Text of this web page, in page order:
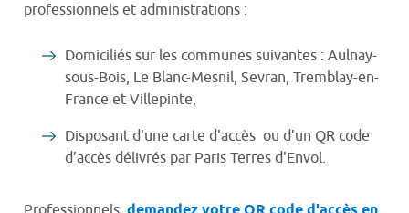
professionnels et administrations :
Domiciliés sur les communes suivantes : Aulnay-
sous-Bois, Le Blanc-Mesnil, Sevran, Tremblay-en-
France et Villepinte,
Disposant d'une carte d'accès ou d’un QR code
d’accès délivrés par Paris Terres d'Envol.